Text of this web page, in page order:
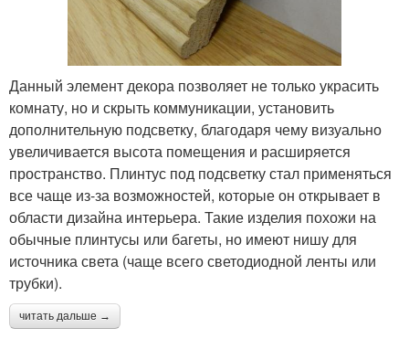
Данный элемент декора позволяет не только украсить
комнату, но и скрыть коммуникации, установить
дополнительную подсветку, благодаря чему визуально
увеличивается высота помещения и расширяется
пространство. Плинтус под подсветку стал применяться
все чаще из-за возможностей, которые он открывает в
области дизайна интерьера. Такие изделия похожи на
обычные плинтусы или багеты, но имеют нишу для
источника света (чаще всего светодиодной ленты или
трубки).
читать дальше →